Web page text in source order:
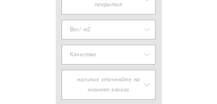
покрытия
Вес/ м2
Качество
наличие уточняйте на
момент заказа